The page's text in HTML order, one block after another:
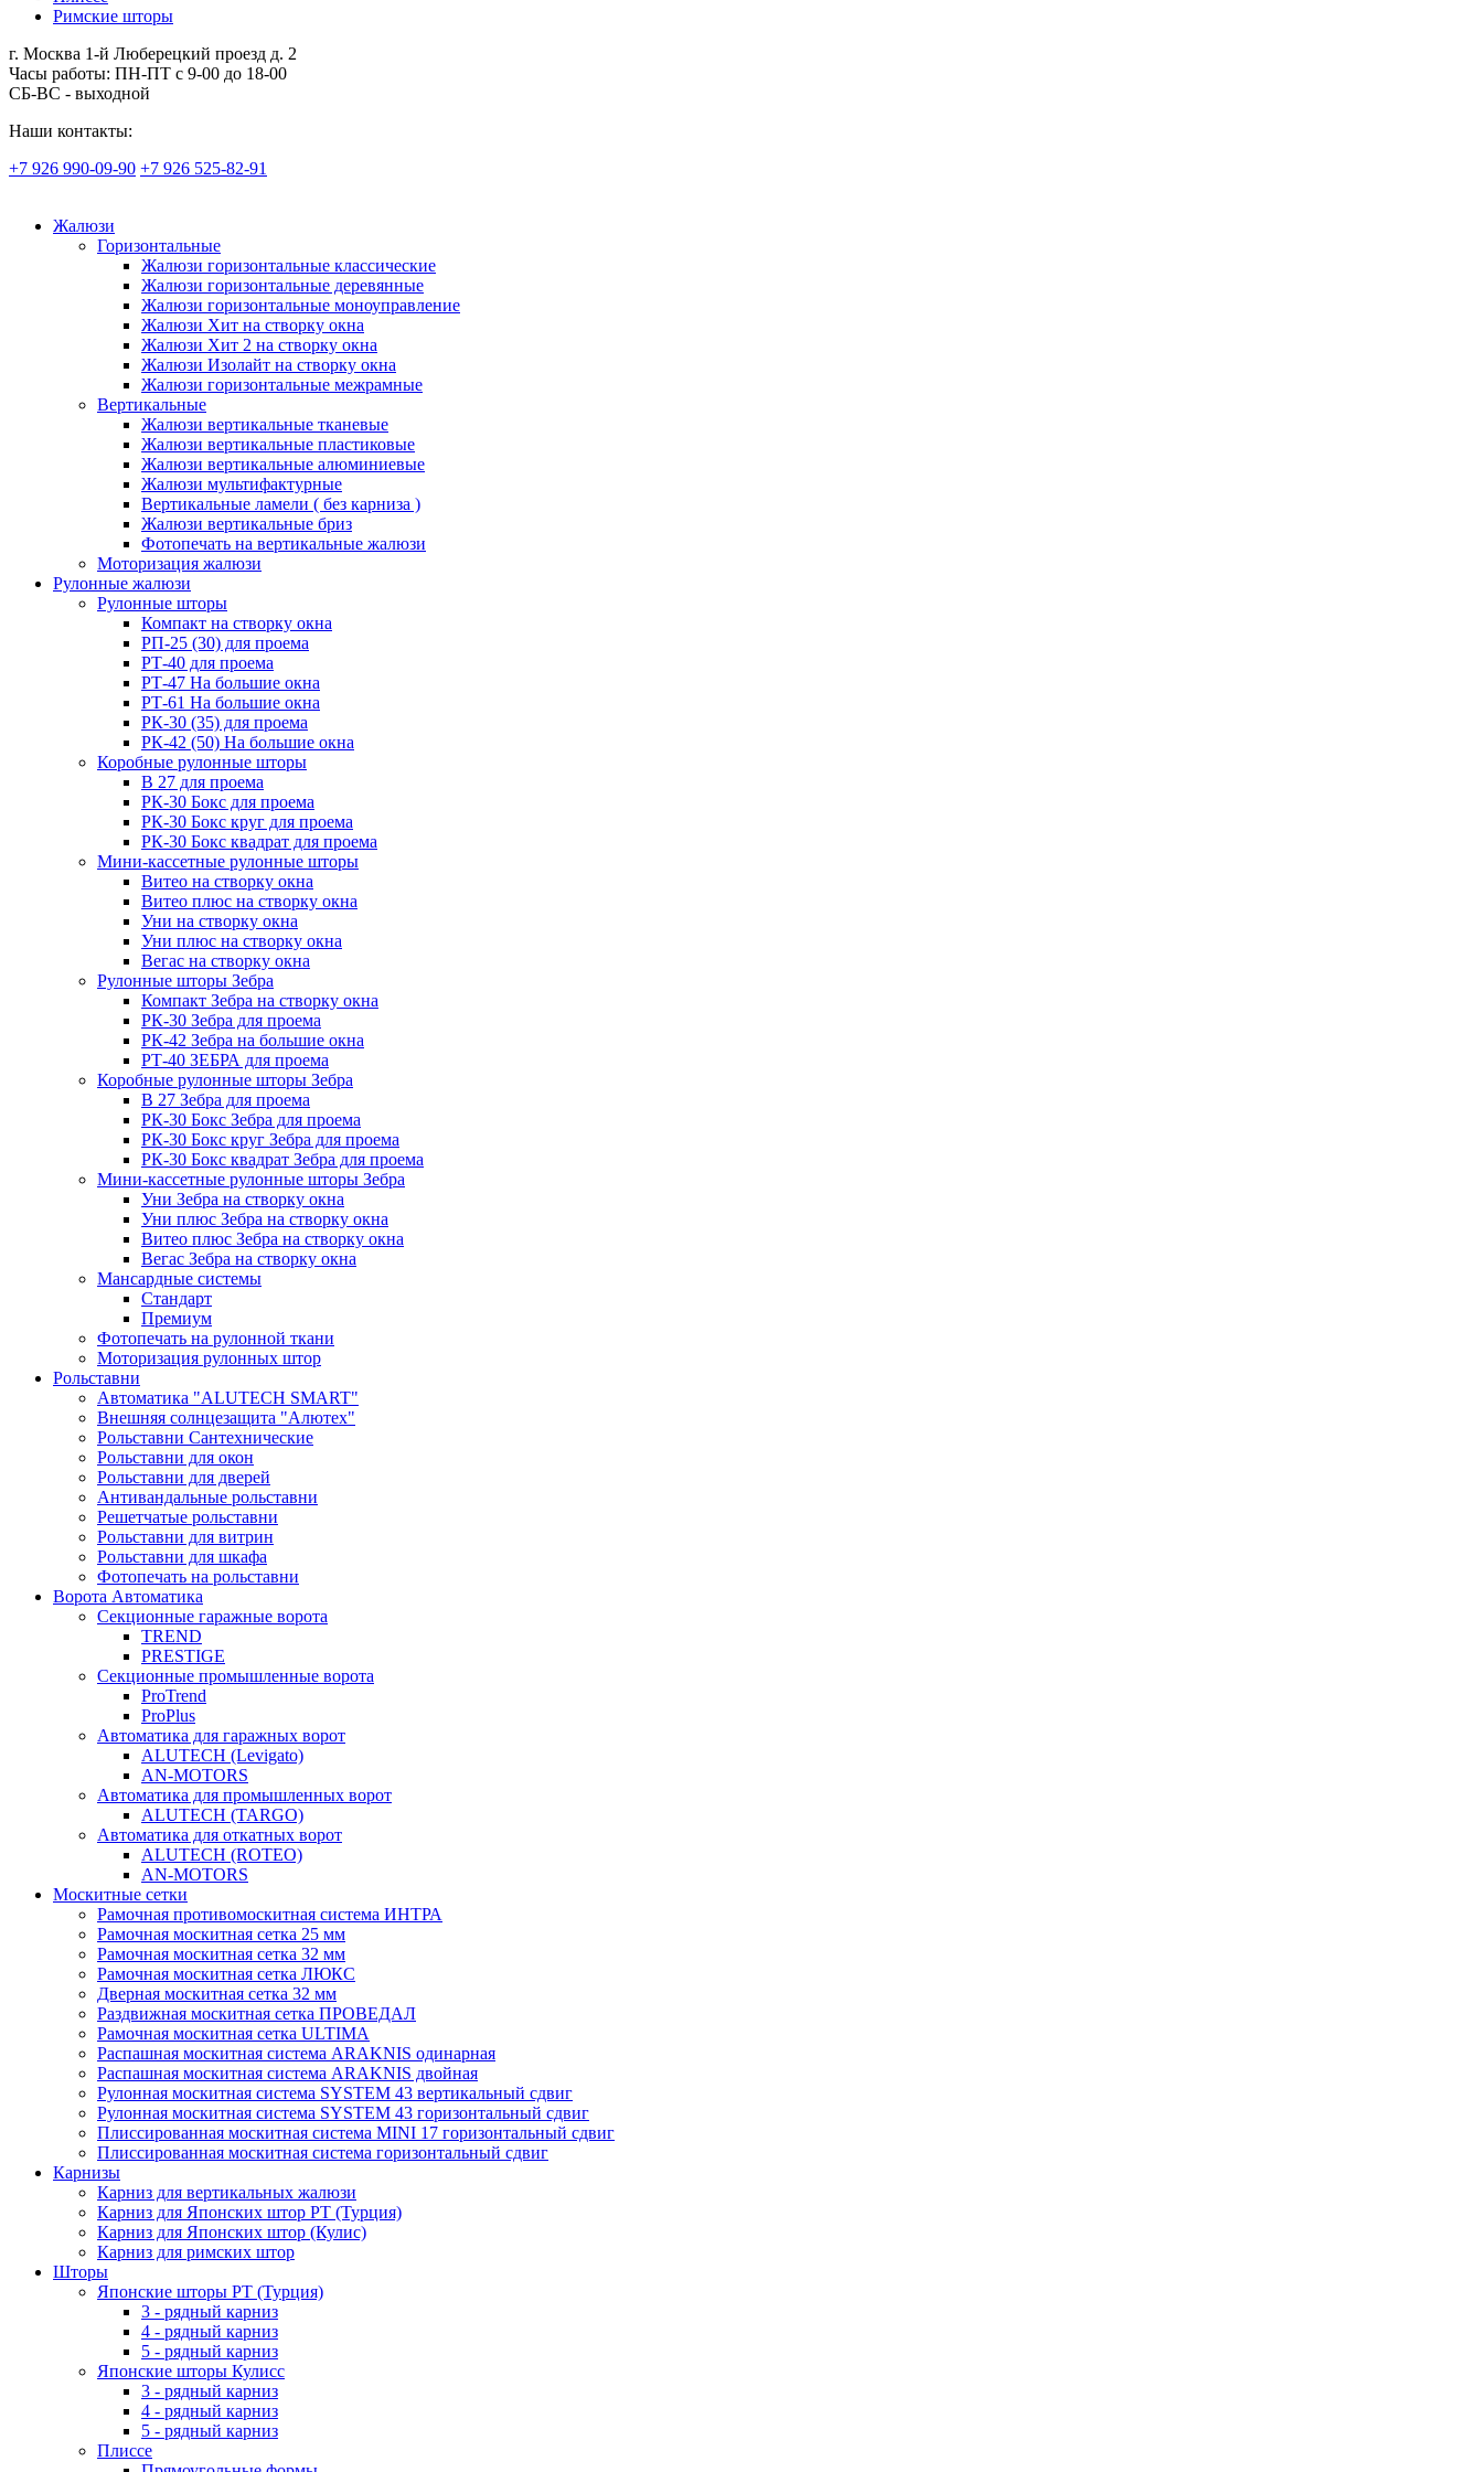
Римские шторы
г. Москва 1-й Люберецкий проезд д. 2
Часы работы: ПН-ПТ с 9-00 до 18-00
СБ-ВС - выходной
Наши контакты:
+7 926 990-09-90 +7 926 525-82-91
Жалюзи
Горизонтальные
Жалюзи горизонтальные классические
Жалюзи горизонтальные деревянные
Жалюзи горизонтальные моноуправление
Жалюзи Хит на створку окна
Жалюзи Хит 2 на створку окна
Жалюзи Изолайт на створку окна
Жалюзи горизонтальные межрамные
Вертикальные
Жалюзи вертикальные тканевые
Жалюзи вертикальные пластиковые
Жалюзи вертикальные алюминиевые
Жалюзи мультифактурные
Вертикальные ламели ( без карниза )
Жалюзи вертикальные бриз
Фотопечать на вертикальные жалюзи
Моторизация жалюзи
Рулонные жалюзи
Рулонные шторы
Компакт на створку окна
РП-25 (30) для проема
РТ-40 для проема
РТ-47 На большие окна
РТ-61 На большие окна
РК-30 (35) для проема
РК-42 (50) На большие окна
Коробные рулонные шторы
B 27 для проема
РК-30 Бокс для проема
РК-30 Бокс круг для проема
РК-30 Бокс квадрат для проема
Мини-кассетные рулонные шторы
Витео на створку окна
Витео плюс на створку окна
Уни на створку окна
Уни плюс на створку окна
Вегас на створку окна
Рулонные шторы Зебра
Компакт Зебра на створку окна
РК-30 Зебра для проема
РК-42 Зебра на большие окна
РТ-40 ЗЕБРА для проема
Коробные рулонные шторы Зебра
B 27 Зебра для проема
РК-30 Бокс Зебра для проема
РК-30 Бокс круг Зебра для проема
РК-30 Бокс квадрат Зебра для проема
Мини-кассетные рулонные шторы Зебра
Уни Зебра на створку окна
Уни плюс Зебра на створку окна
Витео плюс Зебра на створку окна
Вегас Зебра на створку окна
Мансардные системы
Стандарт
Премиум
Фотопечать на рулонной ткани
Моторизация рулонных штор
Рольставни
Автоматика "ALUTECH SMART"
Внешняя солнцезащита "Алютех"
Рольставни Сантехнические
Рольставни для окон
Рольставни для дверей
Антивандальные рольставни
Решетчатые рольставни
Рольставни для витрин
Рольставни для шкафа
Фотопечать на рольставни
Ворота Автоматика
Секционные гаражные ворота
TREND
PRESTIGE
Секционные промышленные ворота
ProTrend
ProPlus
Автоматика для гаражных ворот
ALUTECH (Levigato)
AN-MOTORS
Автоматика для промышленных ворот
ALUTECH (TARGO)
Автоматика для откатных ворот
ALUTECH (ROTEO)
AN-MOTORS
Москитные сетки
Рамочная противомоскитная система ИНТРА
Рамочная москитная сетка 25 мм
Рамочная москитная сетка 32 мм
Рамочная москитная сетка ЛЮКС
Дверная москитная сетка 32 мм
Раздвижная москитная сетка ПРОВЕДАЛ
Рамочная москитная сетка ULTIMA
Распашная москитная система ARAKNIS одинарная
Распашная москитная система ARAKNIS двойная
Рулонная москитная система SYSTEM 43 вертикальный сдвиг
Рулонная москитная система SYSTEM 43 горизонтальный сдвиг
Плиссированная москитная система MINI 17 горизонтальный сдвиг
Плиссированная москитная система горизонтальный сдвиг
Карнизы
Карниз для вертикальных жалюзи
Карниз для Японских штор РТ (Турция)
Карниз для Японских штор (Кулис)
Карниз для римских штор
Шторы
Японские шторы РТ (Турция)
3 - рядный карниз
4 - рядный карниз
5 - рядный карниз
Японские шторы Кулисс
3 - рядный карниз
4 - рядный карниз
5 - рядный карниз
Плиссе